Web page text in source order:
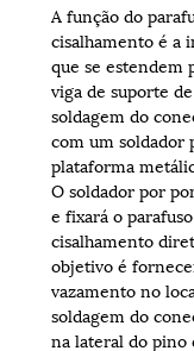
A função do
cisalhamento é a
que se estendem
viga de suporte
soldagem do
com um soldador
plataforma
O soldador por
e fixará o
cisalhamento
objetivo é
vazamento no
soldagem do
na lateral do pino